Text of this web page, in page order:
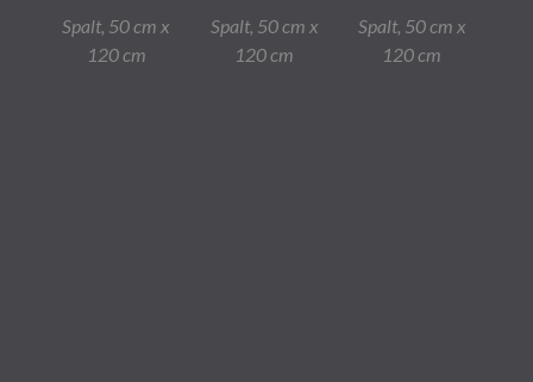
Spalt, 50 cm x
120 cm
Spalt, 50 cm x
120 cm
Spalt, 50 cm x
120 cm